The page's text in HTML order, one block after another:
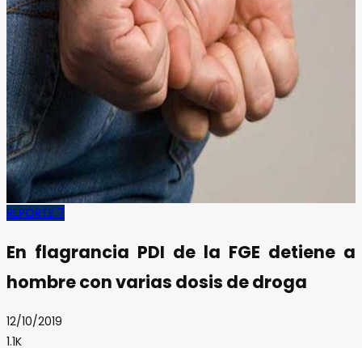
REPORTE 7
En flagrancia PDI de la FGE detiene a
hombre con varias dosis de droga
12/10/2019
1.1K